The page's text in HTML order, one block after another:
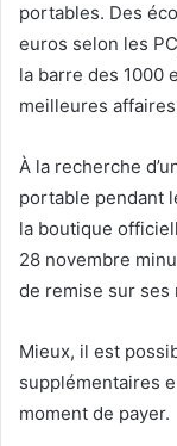
portables. Des
euros selon les
la barre des 1000
meilleures
À la recherche
portable pendant
la boutique
28 novembre
de remise sur
Mieux, il est
supplémentaires
moment de payer.